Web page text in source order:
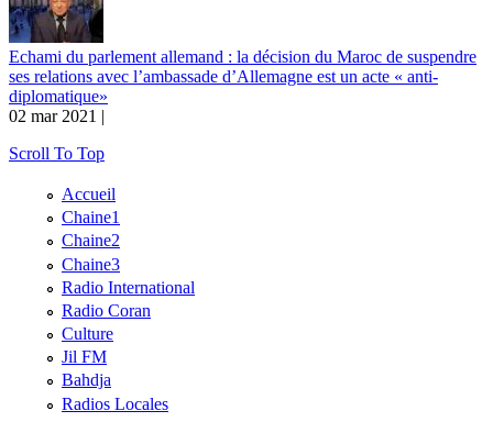
Echami du parlement allemand : la décision du Maroc de suspendre
ses relations avec l’ambassade d’Allemagne est un acte « anti-
diplomatique»
02 mar 2021 |
Scroll To Top
Accueil
Chaine1
Chaine2
Chaine3
Radio International
Radio Coran
Culture
Jil FM
Bahdja
Radios Locales